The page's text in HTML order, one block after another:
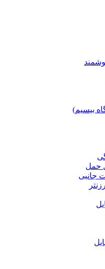
بیسیم)
حمل
جانبی